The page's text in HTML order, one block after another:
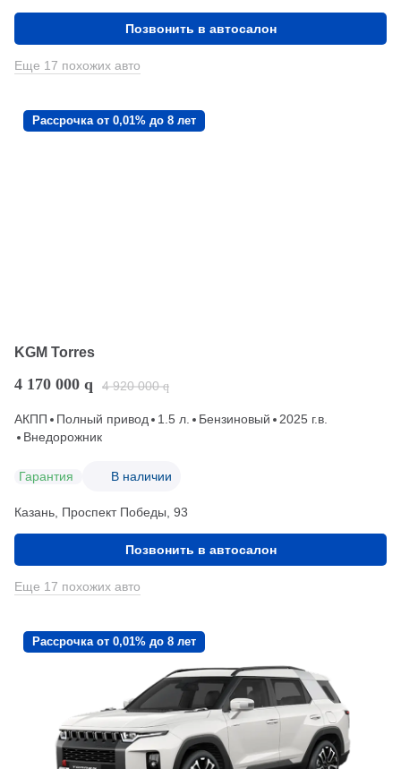
Позвонить в автосалон
Еще 17 похожих авто
Рассрочка от 0,01% до 8 лет
KGM Torres
4 170 000 q 4 920 000 q
АКПП Полный привод 1.5 л. Бензиновый
2025 г.в.
Внедорожник
Гарантия В наличии
Казань, Проспект Победы, 93
Позвонить в автосалон
Еще 17 похожих авто
Рассрочка от 0,01% до 8 лет